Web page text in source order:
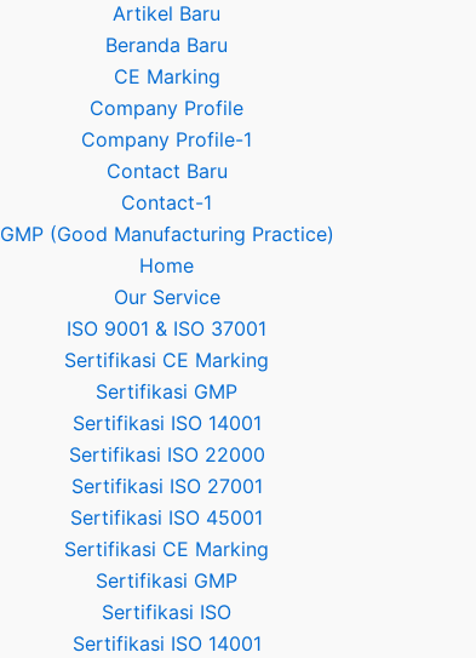
Artikel Baru
Beranda Baru
CE Marking
Company Profile
Company Profile-1
Contact Baru
Contact-1
GMP (Good Manufacturing Practice)
Home
Our Service
ISO 9001 & ISO 37001
Sertifikasi CE Marking
Sertifikasi GMP
Sertifikasi ISO 14001
Sertifikasi ISO 22000
Sertifikasi ISO 27001
Sertifikasi ISO 45001
Sertifikasi CE Marking
Sertifikasi GMP
Sertifikasi ISO
Sertifikasi ISO 14001